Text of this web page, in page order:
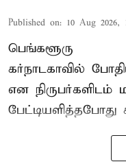
Published on: 10 Aug 2026,
பெங்களூரு
கர்நாடகாவில்
என நிருபர்களிடம்
பேட்டியளித்தபோது